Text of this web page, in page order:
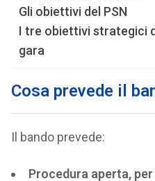
Gli obiettivi del PSN
I tre obiettivi strategici
gara
Cosa prevede il
Il bando prevede:
Procedura aperta,